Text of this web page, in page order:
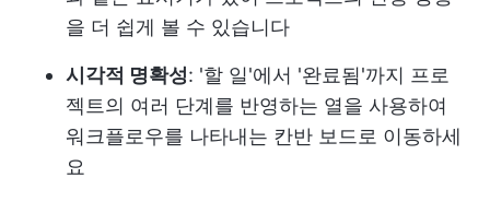
을 더 쉽게 볼 수 있습니다
시각적 명확성: '할 일'에서 '완료됨'까지 프로
젝트의 여러 단계를 반영하는 열을 사용하여
워크플로우를 나타내는 칸반 보드로 이동하세
요